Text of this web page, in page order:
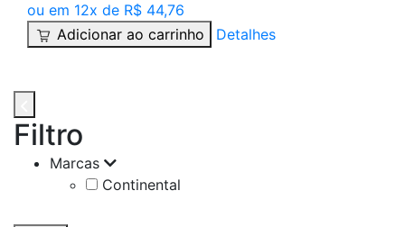
ou em 12x de R$ 44,76
Adicionar ao carrinho
Detalhes
Filtro
Marcas
Continental